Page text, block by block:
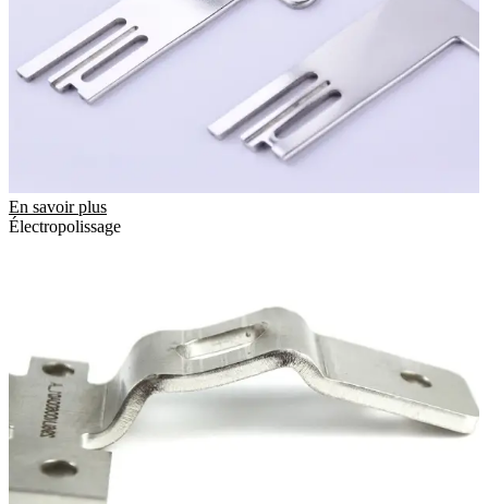
En savoir plus
Électropolissage